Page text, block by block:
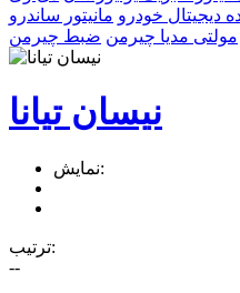
دیجیتال خودرو مانیتور ساندرو
مولتی مدیا چیرمن ضبط چیرمن
نیسان تیانا
نمایش:
ترتیب:
--